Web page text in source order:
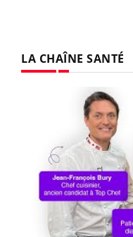
LA CHAÎNE SANTÉ